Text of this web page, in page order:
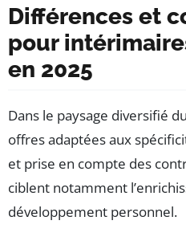
Différences et
pour
en 2025
Dans le paysage diversifié
offres adaptées aux
et prise en compte des
ciblent notamment
développement personnel.